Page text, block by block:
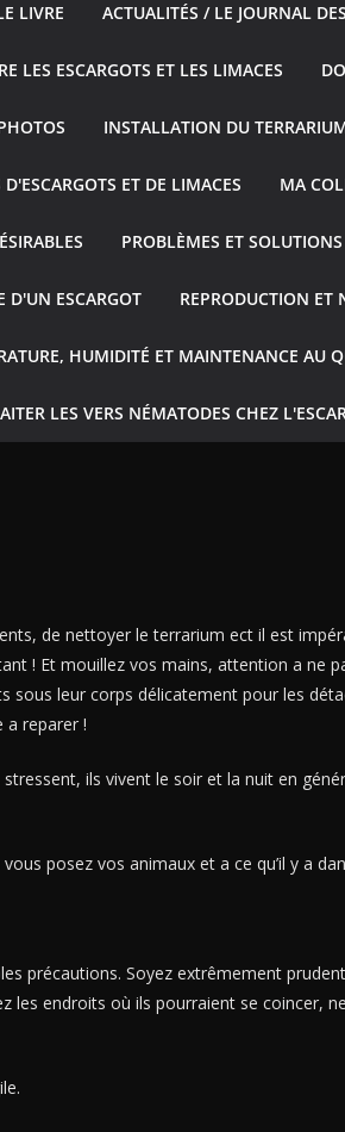
LIVRE ACTUALITÉS / LE JOURNAL
LES ESCARGOTS ET LES LIMACES
INSTALLATION DU
D'ESCARGOTS ET DE LIMACES MA
PROBLÈMES ET SOLUTIONS
D'UN ESCARGOT REPRODUCTION ET
HUMIDITÉ ET MAINTENANCE AU
LES VERS NÉMATODES CHEZ
de nettoyer le terrarium ect il est
! Et mouillez vos mains, attention a ne
sous leur corps délicatement pour les
a reparer !
ils vivent le soir et la nuit en
posez vos animaux et a ce qu’il y a
précautions. Soyez extrêmement
les endroits où ils pourraient se coincer,